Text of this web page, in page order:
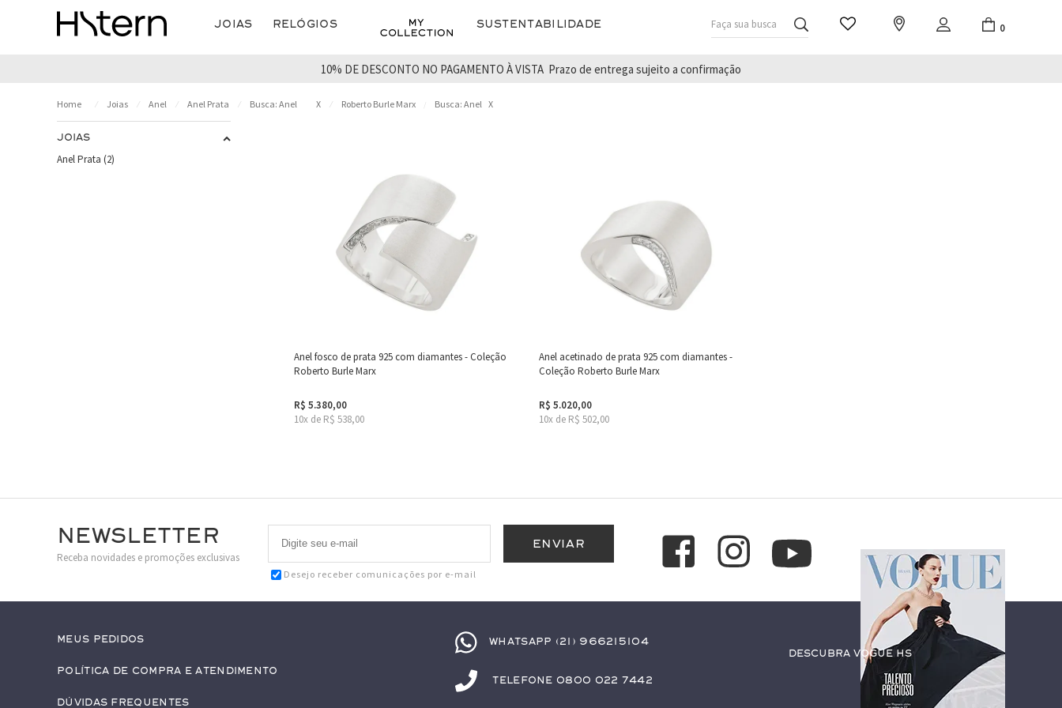
Joias Relógios Sustentabilidade Faça sua busca 0
10% DE DESCONTO NO PAGAMENTO À VISTA Prazo de entrega sujeito a confirmação
Joias Anel Anel Prata Busca: Anel X Roberto Burle Marx Busca: Anel X
JOIAS
Anel Prata (2)
Anel fosco de prata 925 com diamantes - Coleção
Roberto Burle Marx
R$ 5.380,00
10x de R$ 538,00
Anel acetinado de prata 925 com diamantes -
Coleção Roberto Burle Marx
R$ 5.020,00
10x de R$ 502,00
Newsletter
Receba novidades e promoções exclusivas
Desejo receber comunicações por e-mail
Meus pedidos
Política de Compra e Atendimento
Dúvidas Frequentes
Whatsapp (21) 966215104
Telefone 0800 022 7442
Descubra Vogue HS